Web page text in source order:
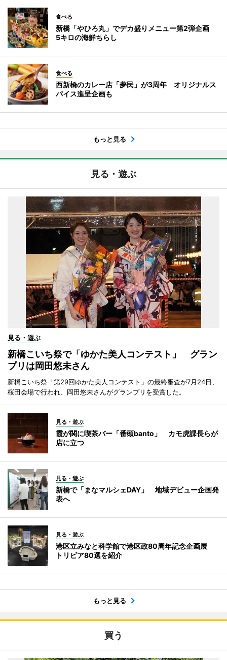
食べる
新橋「やひろ丸」でデカ盛りメニュー第2弾企画
5キロの海鮮ちらし
食べる
西新橋のカレー店「夢民」が3周年 オリジナルス
パイス進呈企画も
もっと見る
見る・遊ぶ
見る・遊ぶ
新橋こいち祭で「ゆかた美人コンテスト」 グラン
プリは岡田悠未さん
新橋こいち祭「第29回ゆかた美人コンテスト」の最終審査が7月24日、
桜田会場で行われ、岡田悠未さんがグランプリを受賞した。
見る・遊ぶ
霞が関に喫茶バー「番頭banto」 カモ虎課長らが
店に立つ
見る・遊ぶ
新橋で「まなマルシェDAY」 地域デビュー企画発
表へ
見る・遊ぶ
港区立みなと科学館で港区政80周年記念企画展
トリビア80選を紹介
もっと見る
買う